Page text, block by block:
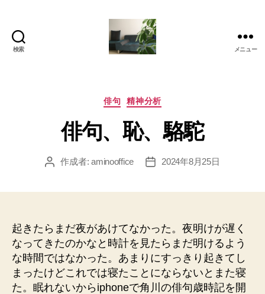
検索
美
か
も
あ
の
グ
メニュー
カ
ゴ
リ
俳句 精神分析
俳句、恥、駱駝
投
作成者:aminooffice
投
2024年8月25日
起きたらまだ夜があけてなかった。夜明けが遅く
なってきたのかなと時計を見たらまだ明けるよう
な時間ではなかった。あまりにすっきり起きてし
まったけどこれでは寝たことにならないとまた寝
た。眠れないからiphoneで角川の俳句歳時記を開